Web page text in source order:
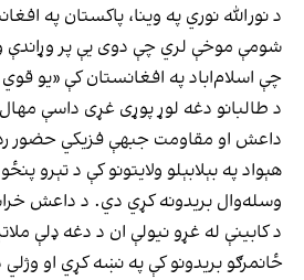
د نورالله نوري په وینا، پاکستان په
شومې موخې لري چې دوی یې پر وړاندې
چې اسلام‌اباد په افغانستان کې «یو
د طالبانو دغه لوړ پوړی غړی داسې
داعش او مقاومت جبهې فزیکي حضور
هېواد په بېلابېلو ولایتونو کې د تېرو
وسله‌وال بریدونه کړي دي. د داعش
د کابینې له غړو نیولې ان د دغه ډلې
ځانمرګو بریدونو کې په نښه کړي او